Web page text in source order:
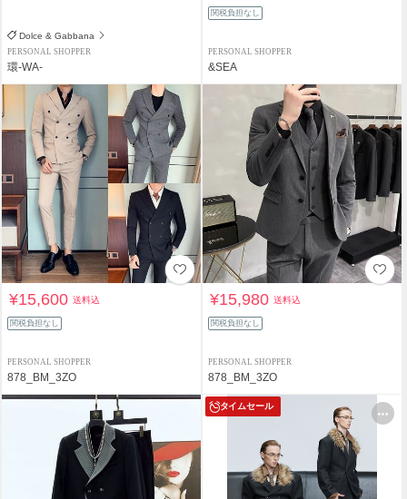
Dolce & Gabbana
PERSONAL SHOPPER
環-WA-
関税負担なし
PERSONAL SHOPPER
&SEA
¥15,600送料込
関税負担なし
PERSONAL SHOPPER
878_BM_3ZO
¥15,980送料込
関税負担なし
PERSONAL SHOPPER
878_BM_3ZO
タイムセール